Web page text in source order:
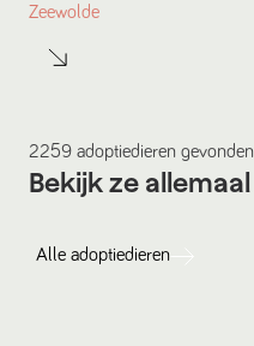
Zeewolde
2259 adoptiedieren gevonden
Bekijk ze allemaal
Alle adoptiedieren